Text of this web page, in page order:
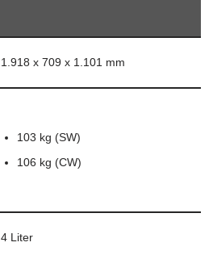
1.918 x 709 x 1.101 mm
103 kg (SW)
106 kg (CW)
4 Liter